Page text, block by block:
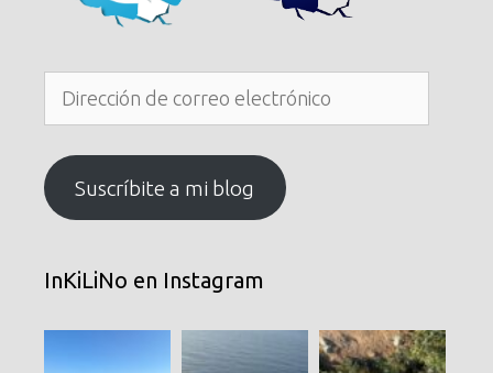
electrónico
Suscríbite a mi blog
InKiLiNo en Instagram